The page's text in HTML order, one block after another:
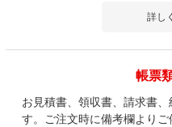
詳し
帳票
お見積書、領収書、請求書
す。ご注文時に備考欄よりご